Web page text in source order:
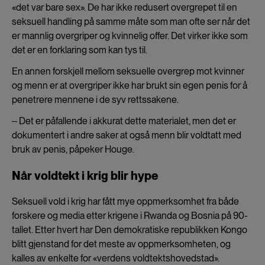
«det var bare sex». De har ikke redusert overgrepet til en
seksuell handling på samme måte som man ofte ser når det
er mannlig overgriper og kvinnelig offer. Det virker ikke som
det er en forklaring som kan tys til.
En annen forskjell mellom seksuelle overgrep mot kvinner
og menn er at overgriper ikke har brukt sin egen penis for å
penetrere mennene i de syv rettssakene.
‒ Det er påfallende i akkurat dette materialet, men det er
dokumentert i andre saker at også menn blir voldtatt med
bruk av penis, påpeker Houge.
Når voldtekt i krig blir hype
Seksuell vold i krig har fått mye oppmerksomhet fra både
forskere og media etter krigene i Rwanda og Bosnia på 90-
tallet. Etter hvert har Den demokratiske republikken Kongo
blitt gjenstand for det meste av oppmerksomheten, og
kalles av enkelte for «verdens voldtektshovedstad».